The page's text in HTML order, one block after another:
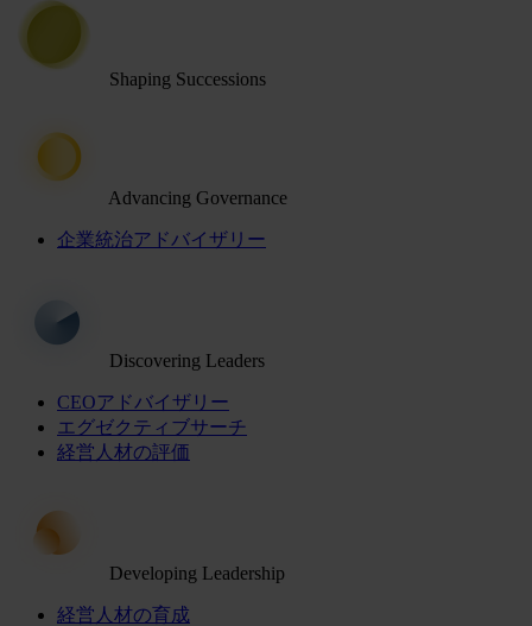
Shaping Successions
Advancing Governance
企業統治アドバイザリー
Discovering Leaders
CEOアドバイザリー
エグゼクティブサーチ
経営人材の評価
Developing Leadership
経営人材の育成